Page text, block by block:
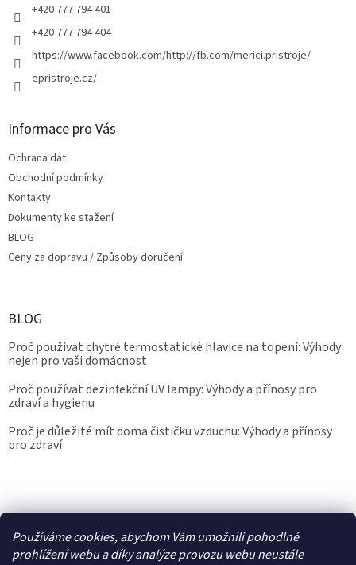
Používáme cookies, abychom Vám umožnili pohodlné
prohlížení webu a díky analýze provozu webu neustále
+420 777 794 401
+420 777 794 404
https://www.facebook.com/http://fb.com/merici.pristroje/
epristroje.cz/
Informace pro Vás
Ochrana dat
Obchodní podmínky
Kontakty
Dokumenty ke stažení
BLOG
Ceny za dopravu / Způsoby doručení
BLOG
Proč používat chytré termostatické hlavice na topení: Výhody
nejen pro vaši domácnost
Proč používat dezinfekční UV lampy: Výhody a přínosy pro
zdraví a hygienu
Proč je důležité mít doma čističku vzduchu: Výhody a přínosy
pro zdraví